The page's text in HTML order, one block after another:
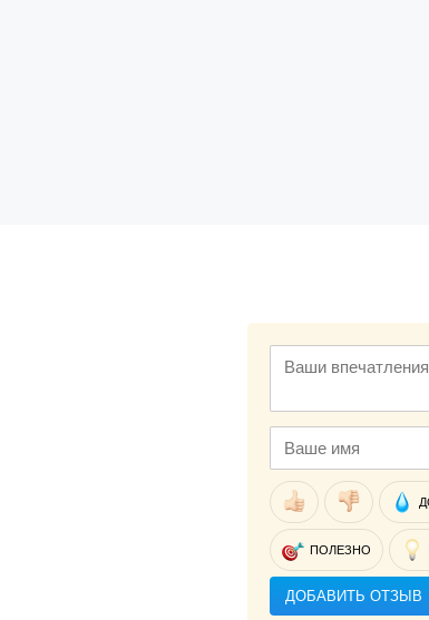
ПОЛЕЗНО
ДОБАВИТЬ ОТЗЫВ